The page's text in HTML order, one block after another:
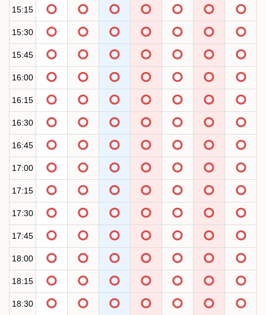
15:15
15:30
15:45
16:00
16:15
16:30
16:45
17:00
17:15
17:30
17:45
18:00
18:15
18:30